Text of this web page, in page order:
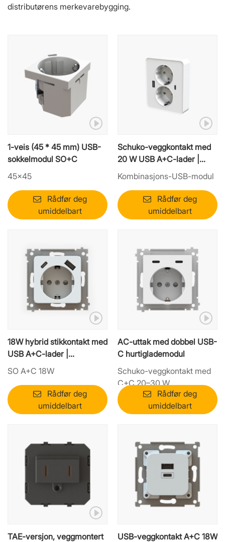
distributørens merkevarebygging.
1-veis (45 * 45 mm) USB-
sokkelmodul SO+C
45×45
Rådfør deg
umiddelbart
Schuko-veggkontakt med
20 W USB A+C-lader |
Hybrid strømmodul
Kombinasjons-USB-modul
Rådfør deg
umiddelbart
18W hybrid stikkontakt med
USB A+C-lader |
Kostnadseffektiv integrert
SO A+C 18W
Rådfør deg
umiddelbart
AC-uttak med dobbel USB-
C hurtiglademodul
Schuko-veggkontakt med
C+C 20–30 W
Rådfør deg
umiddelbart
TAE-versjon, veggmontert
USB-veggkontakt A+C 18W